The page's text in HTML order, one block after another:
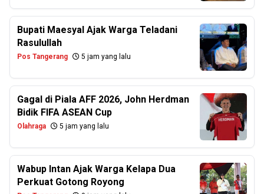
Bupati Maesyal Ajak Warga Teladani
Rasulullah
Pos Tangerang 5 jam yang lalu
Gagal di Piala AFF 2026, John Herdman
Bidik FIFA ASEAN Cup
Olahraga 5 jam yang lalu
Wabup Intan Ajak Warga Kelapa Dua
Perkuat Gotong Royong